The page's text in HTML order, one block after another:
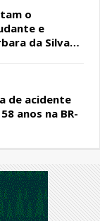
o
e
da Silva
de acidente
anos na BR-